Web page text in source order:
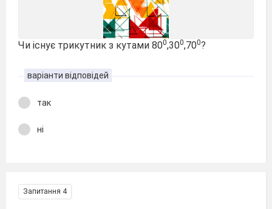
Чи існує трикутник з кутами 800,300,700?
варіанти відповідей
так
ні
Запитання 4